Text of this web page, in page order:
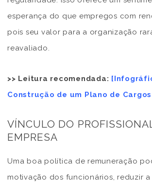
esperança do que empregos com
pois seu valor para a organização
reavaliado.
>> Leitura recomendada:
Construção de um Plano de
VÍNCULO DO
EMPRESA
Uma boa política de remuneração
motivação dos funcionários, reduzir